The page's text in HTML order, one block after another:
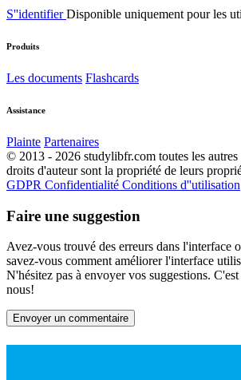
S''identifierDisponible uniquement pour les
Produits
Les documents Flashcards
Assistance
Plainte Partenaires
© 2013 - 2026 studylibfr.com toutes les autres
droits d'auteur sont la propriété de leurs
GDPR Confidentialité Conditions d''utilisation
Faire une suggestion
Avez-vous trouvé des erreurs dans l'interface
savez-vous comment améliorer l'interface
N'hésitez pas à envoyer vos suggestions.
nous!
Envoyer un commentaire